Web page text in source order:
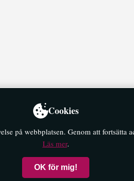
Cookies
på webbplatsen. Genom att fortsätta
Läs mer.
OK för mig!